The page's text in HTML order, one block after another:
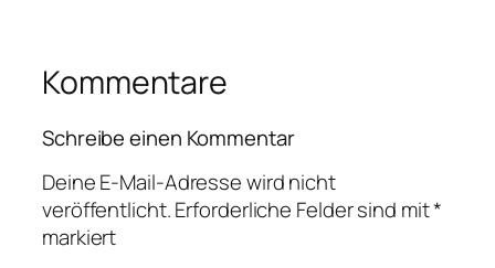
Kommentare
Schreibe einen Kommentar
Deine E-Mail-Adresse wird nicht
veröffentlicht.Erforderliche Felder sind mit*
markiert